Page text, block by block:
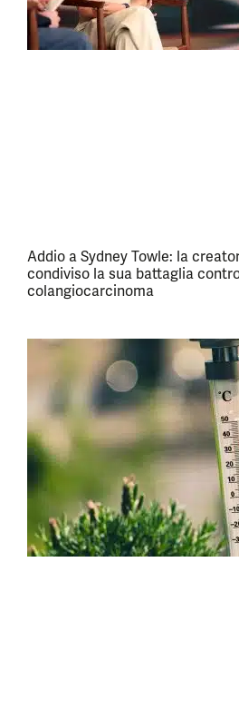
Addio a Sydney Towle: la
condiviso la sua battaglia
colangiocarcinoma